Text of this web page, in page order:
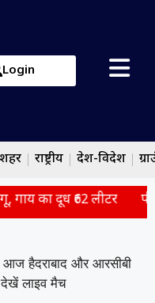
Login
राष्ट्रीय देश-विदेश
का दूध ₹62 लीटर
हैदराबाद और आरसीबी
लाइव मैच